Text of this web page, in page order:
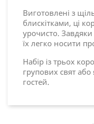
Виготовлені з
блискітками, ці
урочисто. Завдяки
їх легко носити
Набір із трьох
групових свят
гостей.